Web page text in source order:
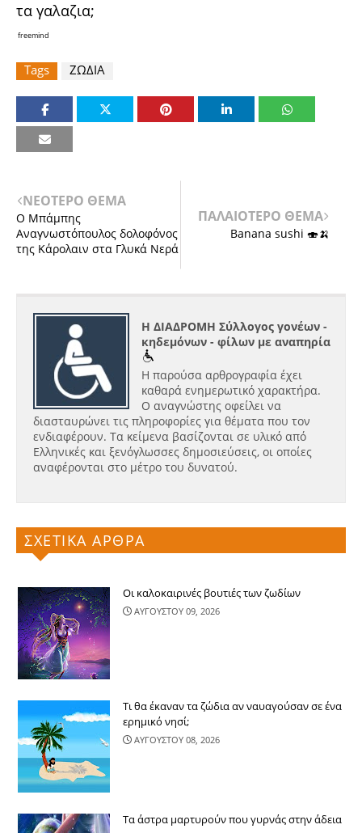
τα γαλαζια;
freemind
Tags ΖΩΔΙΑ
ΝΕΟΤΕΡΟ ΘΕΜΑ
Ο Μπάμπης
Αναγνωστόπουλος δολοφόνος
της Κάρολαιν στα Γλυκά Νερά
ΠΑΛΑΙΟΤΕΡΟ ΘΕΜΑ
Banana sushi 🍣🍌
Η ΔΙΑΔΡΟΜΗ Σύλλογος γονέων -
κηδεμόνων - φίλων με αναπηρία
Η παρούσα αρθρογραφία έχει
καθαρά ενημερωτικό χαρακτήρα.
Ο αναγνώστης οφείλει να
διασταυρώνει τις πληροφορίες για θέματα που τον
ενδιαφέρουν. Τα κείμενα βασίζονται σε υλικό από
Ελληνικές και ξενόγλωσσες δημοσιεύσεις, οι οποίες
αναφέρονται στο μέτρο του δυνατού.
ΣΧΕΤΙΚΑ ΑΡΘΡΑ
Οι καλοκαιρινές βουτιές των ζωδίων
ΑΥΓΟΥΣΤΟΥ 09, 2026
Τι θα έκαναν τα ζώδια αν ναυαγούσαν σε ένα
ερημικό νησί;
ΑΥΓΟΥΣΤΟΥ 08, 2026
Τα άστρα μαρτυρούν που γυρνάς στην άδεια